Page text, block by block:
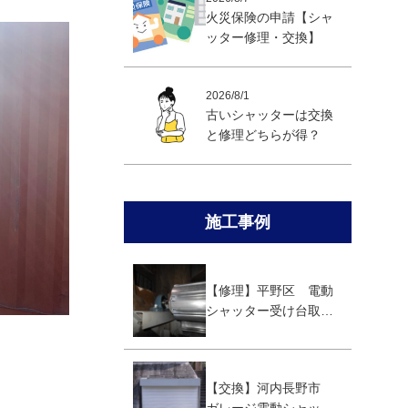
火災保険の申請【シャ
ッター修理・交換】
2026/8/1
古いシャッターは交換
と修理どちらが得？
施工事例
【修理】平野区 電動
シャッター受け台取替
【交換】河内長野市